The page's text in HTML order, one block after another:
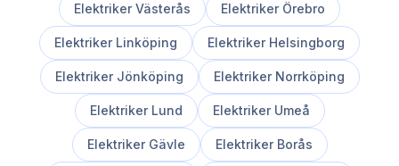
ElektrikerVästerås Elektriker Örebro
Elektriker Linköping Elektriker Helsingborg
Elektriker Jönköping Elektriker Norrköping
Elektriker Lund Elektriker Umeå
Elektriker Gävle Elektriker Borås